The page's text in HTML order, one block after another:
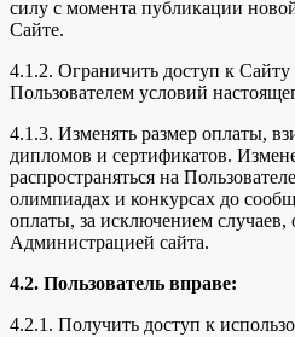
силу с момента публикации
Сайте.
4.1.2. Ограничить доступ к
Пользователем условий
4.1.3. Изменять размер оплаты,
дипломов и сертификатов.
распространяться на
олимпиадах и конкурсах до
оплаты, за исключением случаев,
Администрацией сайта.
4.2. Пользователь вправе:
4.2.1. Получить доступ к